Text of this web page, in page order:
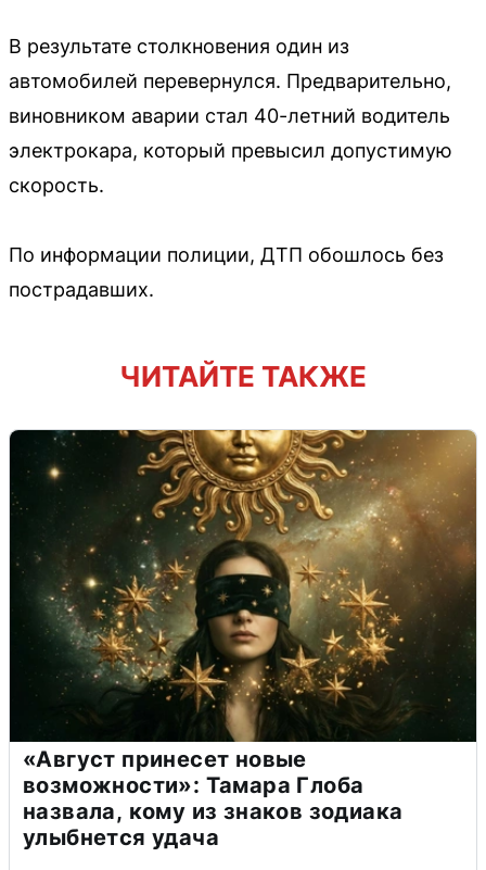
В результате столкновения один из
автомобилей перевернулся. Предварительно,
виновником аварии стал 40-летний водитель
электрокара, который превысил допустимую
скорость.
По информации полиции, ДТП обошлось без
пострадавших.
ЧИТАЙТЕ ТАКЖЕ
«Август принесет новые
возможности»: Тамара Глоба
назвала, кому из знаков зодиака
улыбнется удача